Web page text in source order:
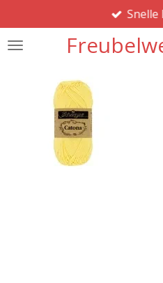
direct
naar
hoofdinhoud
Snelle